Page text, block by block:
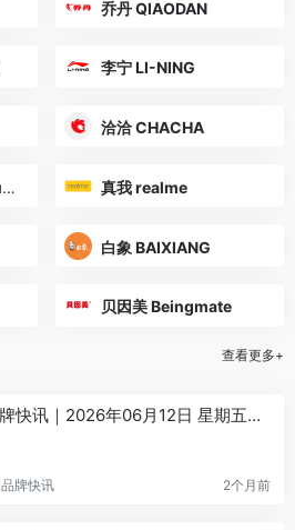
乔丹 QIAODAN
李宁 LI-NING
洽洽 CHACHA
茶颜悦色 Chayan Yuese 真我 realme
白象 BAIXIANG
贝因美 Beingmate
查看更多+
品牌快讯｜2026年06月12日 星期五｜丙午年四月廿七
品牌快讯 2个月前